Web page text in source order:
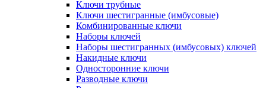
Ключи трубные
Ключи шестигранные (имбусовые)
Комбинированные ключи
Наборы ключей
Наборы шестигранных (имбусовых) ключей
Накидные ключи
Односторонние ключи
Разводные ключи